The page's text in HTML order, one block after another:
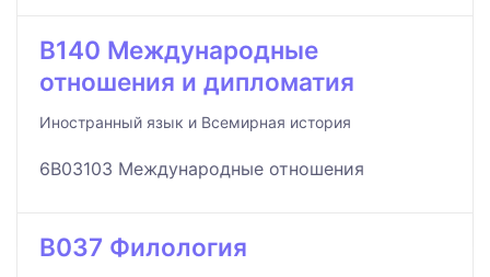
B140 Международные
отношения и дипломатия
Иностранный язык и Всемирная история
6B03103 Международные отношения
B037 Филология